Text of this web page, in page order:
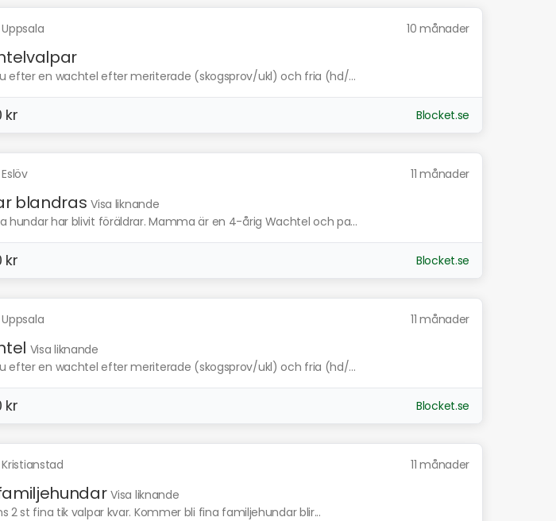
Uppsala 10 månader
efter en wachtel efter meriterade (skogsprov/ukl) och fria (hd/...
kr Blocket.se
Eslöv 11 månader
blandras Visa liknande
hundar har blivit föräldrar. Mamma är en 4-årig Wachtel och pa...
kr Blocket.se
Uppsala 11 månader
Visa liknande
efter en wachtel efter meriterade (skogsprov/ukl) och fria (hd/...
kr Blocket.se
Kristianstad 11 månader
Visa liknande
2 st fina tik valpar kvar. Kommer bli fina familjehundar blir...